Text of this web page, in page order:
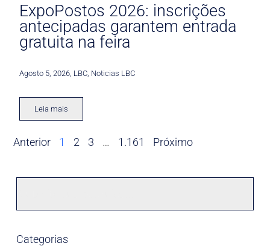
ExpoPostos 2026: inscrições
antecipadas garantem entrada
gratuita na feira
Agosto 5, 2026 LBC Noticias LBC
Leia mais
Anterior 1 2 3 … 1.161 Próximo
Categorias